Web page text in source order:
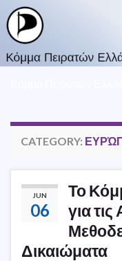
CATEGORY:
JUN
06
Το
για
Δικαιώματα